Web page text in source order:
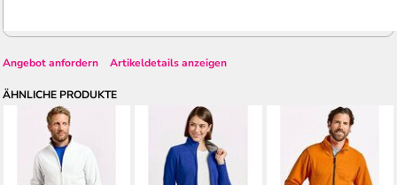
Angebot anfordern Artikeldetails anzeigen
ÄHNLICHE PRODUKTE